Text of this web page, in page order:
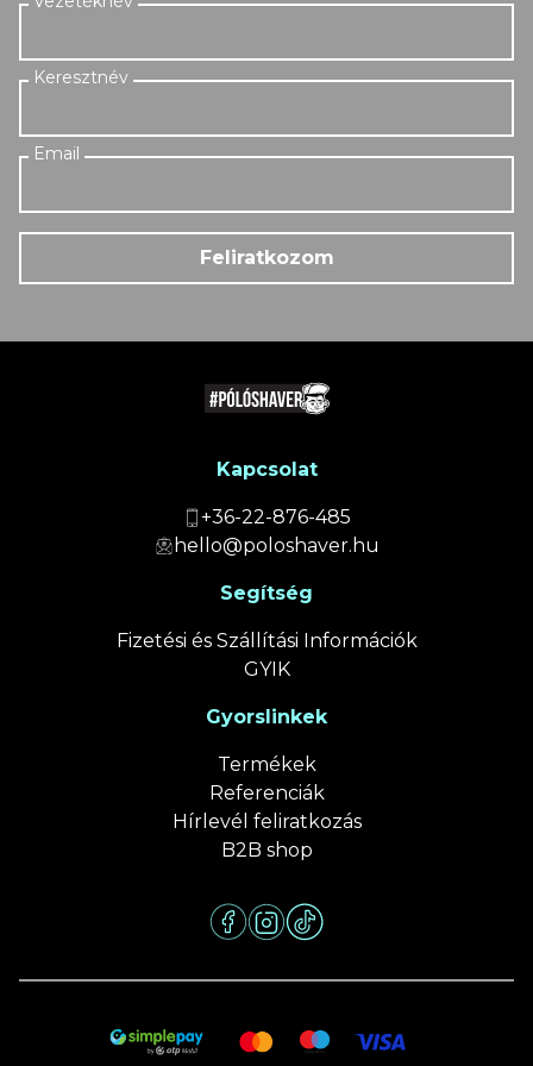
Feliratkozom
Kapcsolat
+36-22-876-485
hello@poloshaver.hu
Segítség
Fizetési és Szállítási Információk
GYIK
Gyorslinkek
Termékek
Referenciák
Hírlevél feliratkozás
B2B shop